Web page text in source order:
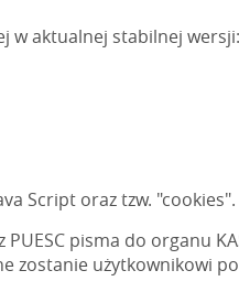
w aktualnej stabilnej wersji:
Script oraz tzw. "cookies".
PUESC pisma do organu
zostanie użytkownikowi